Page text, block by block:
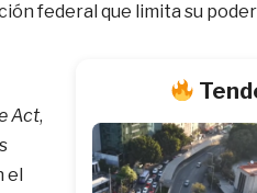
federal que limita su
Act,
el